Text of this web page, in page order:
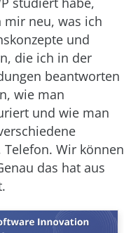
mir neu, was ich
und
die ich in der
beantworten
wie man
und wie man
Wir können
das hat aus